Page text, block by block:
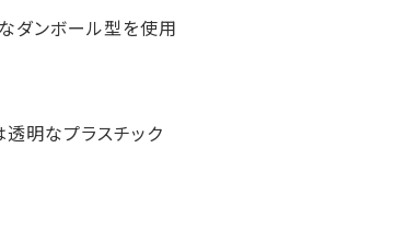
ダンボール型を使用
明なプラスチック